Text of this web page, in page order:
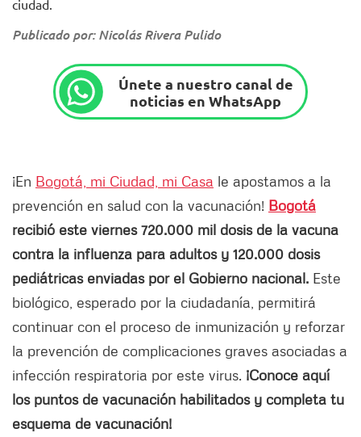
ciudad.
Publicado por: Nicolás Rivera Pulido
Únete a nuestro canal de
noticias en WhatsApp
¡En Bogotá, mi Ciudad, mi Casa le apostamos a la
prevención en salud con la vacunación! Bogotá
recibió este viernes 720.000 mil dosis de la vacuna
contra la influenza para adultos y 120.000 dosis
pediátricas enviadas por el Gobierno nacional. Este
biológico, esperado por la ciudadanía, permitirá
continuar con el proceso de inmunización y reforzar
la prevención de complicaciones graves asociadas a
infección respiratoria por este virus. ¡Conoce aquí
los puntos de vacunación habilitados y completa tu
esquema de vacunación!